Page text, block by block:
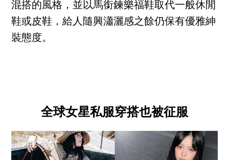
混搭的風格，並以馬銜鍊樂福鞋取代一般休閒
鞋或皮鞋，給人隨興瀟灑感之餘仍保有優雅紳
裝態度。
全球女星私服穿搭也被征服